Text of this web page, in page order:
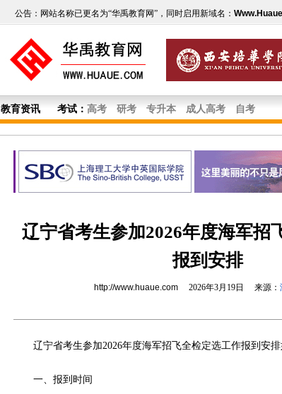
公告：网站名称已更名为“华禹教育网”，同时启用新域名：
教育资讯 考试： 高考 研考 专升本 成人高考 自考
辽宁省考生参加2026年度海军招
报到安排
http://www.huaue.com2026年3月19日 来源：
辽宁省考生参加2026年度海军招飞全检定选工作报到安排
一、报到时间